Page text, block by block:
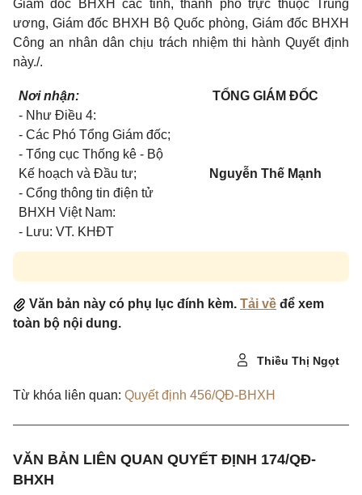
Giám đốc BHXH các tỉnh, thành phố trực thuộc Trung
ương, Giám đốc BHXH Bộ Quốc phòng, Giám đốc BHXH
Công an nhân dân chịu trách nhiệm thi hành Quyếtđịnh
này./.
Nơi nhận:
- Như Điều 4:
-Các Phó Tổng Giám đốc;
-Tổng cục Thống kê - Bộ
Kế hoạch và Đầu tư;
-Cổng thông tin điện tử
BHXH Việt Nam:
- Lưu: VT. KHĐT
TỔNG GIÁM ĐỐC
Nguyễn Thế Mạnh
Văn bản này có phụ lục đính kèm. Tải về để xem
toàn bộ nội dung.
Thiều Thị Ngọt
Từ khóa liên quan: Quyết định 456/QĐ-BHXH
VĂN BẢN LIÊN QUAN QUYẾT ĐỊNH 174/QĐ-
BHXH